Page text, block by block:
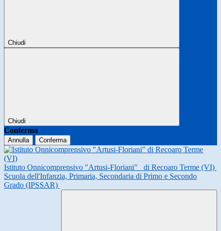
Chiudi
Chiudi
Conferma
Annulla Conferma
Istituto Onnicomprensivo "Artusi-Floriani"
di Recoaro Terme (VI)
Scuola dell'Infanzia, Primaria, Secondaria di Primo e Secondo
Grado (IPSSAR)